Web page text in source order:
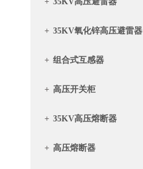
+ 35KV氧化锌高压避雷器
+ 组合式互感器
+ 高压开关柜
+ 35KV高压熔断器
+ 高压熔断器